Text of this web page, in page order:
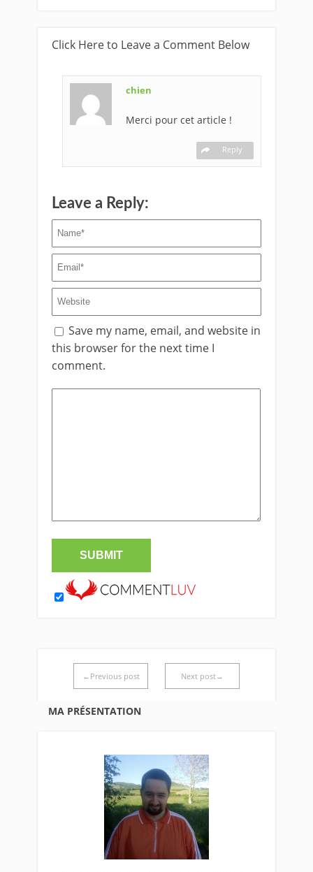
Click Here to Leave a Comment Below
chien
Merci pour cet article !
Reply
Leave a Reply:
Save my name, email, and website in
this browser for the next time I
comment.
←Previous post Next post→
MA PRÉSENTATION